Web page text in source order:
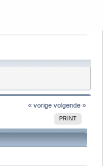
« vorige volgende »
PRINT